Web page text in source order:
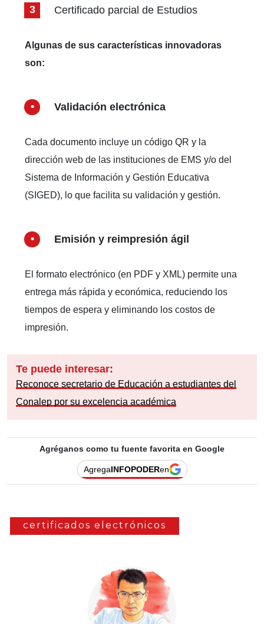
Certificado parcial de Estudios
Algunas de sus características innovadoras
son:
Validación electrónica
Cada documento incluye un código QR y la
dirección web de las instituciones de EMS y/o del
Sistema de Información y Gestión Educativa
(SIGED), lo que facilita su validación y gestión.
Emisión y reimpresión ágil
El formato electrónico (en PDF y XML) permite una
entrega más rápida y económica, reduciendo los
tiempos de espera y eliminando los costos de
impresión.
Te puede interesar:
Reconoce secretario de Educación a estudiantes del
Conalep por su excelencia académica
Agréganos como tu fuente favorita en Google
AgregaINFOPODERen
certificados electrónicos